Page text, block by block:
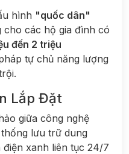
hình "quốc dân"
cho các hộ gia đình có
đến 2 triệu
tự chủ năng lượng
Lắp Đặt
giữa công nghệ
lưu trữ dung
xanh liên tục 24/7